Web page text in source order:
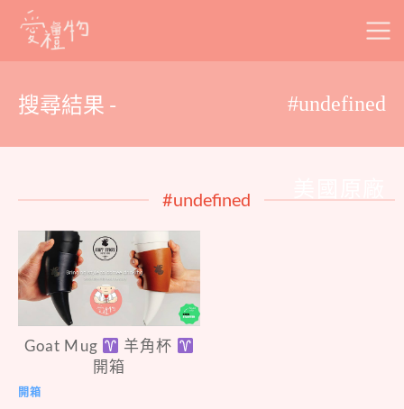
Skip
搜尋結果 - #undefined
#undefined
Goat Mug
羊角杯
開箱
開箱